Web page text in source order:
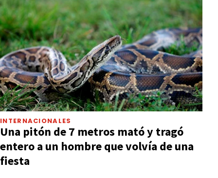
INTERNACIONALES
Una pitón de 7 metros mató y tragó
entero a un hombre que volvía de una
fiesta